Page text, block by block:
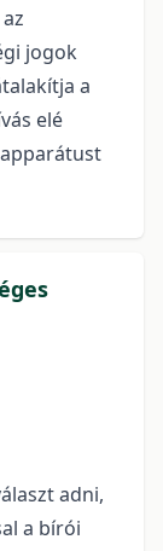
jogok
a
elé
adni,
a bírói